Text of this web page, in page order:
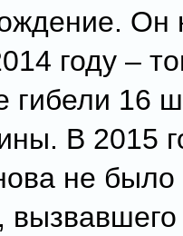
Он
году –
гибели 16
В 2015
не было
вызвавшего